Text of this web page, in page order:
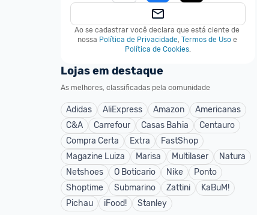
Ao se cadastrar você declara que está ciente de
nossa Política de Privacidade, Termos de Uso e
Política de Cookies.
Lojas em destaque
As melhores, classificadas pela comunidade
Adidas AliExpress Amazon
Americanas
C&A
Carrefour Casas Bahia
Centauro
Compra Certa
Extra
FastShop
Magazine Luiza
Marisa Multilaser
Natura
Netshoes
O Boticario Nike
Ponto
Shoptime
Submarino Zattini
KaBuM!
Pichau
iFood! Stanley